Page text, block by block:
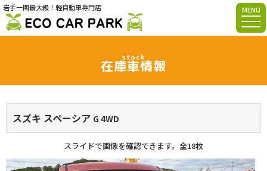
岩手一関最大級！軽自動車専門店 MENU
stock
在庫車情報
スズキ スペーシア G 4WD
スライドで画像を確認できます。 全18枚